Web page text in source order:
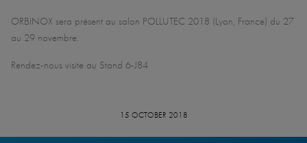
ORBINOX sera présent au salon POLLUTEC 2018 (Lyon, France) du 27
au 29 novembre.
Rendez-nous visite au Stand 6-J84
15 OCTOBER 2018